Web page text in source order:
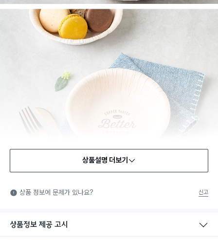
식품용 기구: 식품위생법에서 정한 규격에 따라 제조되어 식품 또
는 식품첨가물에 사용할 수 있는 식품용기구라는 표시입니다.
상품설명 더보기
상품 정보에 문제가 있나요? 신고
상품정보 제공 고시